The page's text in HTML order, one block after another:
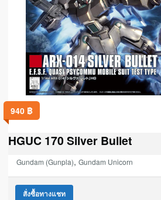
940 ฿
HGUC 170 Silver Bullet
Gundam (Gunpla), Gundam Unicorn
สั่งซื้อทางแชท